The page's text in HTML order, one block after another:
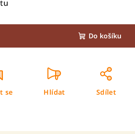
Do košíku
se Hlídat Sdílet